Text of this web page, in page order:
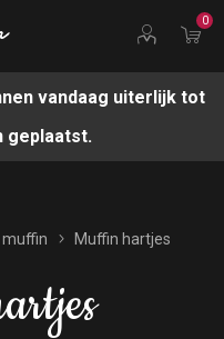
0
vandaag uiterlijk tot
geplaatst.
muffin Muffin hartjes